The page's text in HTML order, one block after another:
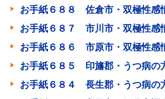
お手紙６８８ 佐倉市・双極性感
お手紙６８７ 市川市・双極性感
お手紙６８６ 市原市・双極性感
お手紙６８５ 印旛郡・うつ病の
お手紙６８４ 長生郡・うつ病の